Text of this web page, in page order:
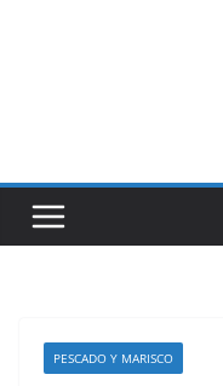
PESCADO Y MARISCO